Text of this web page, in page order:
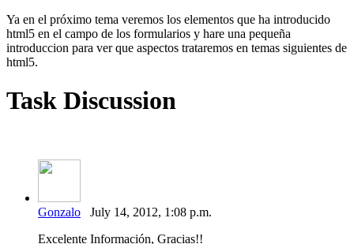
Ya en el próximo tema veremos los elementos que ha introducido
html5 en el campo de los formularios y hare una pequeña
introduccion para ver que aspectos trataremos en temas siguientes de
html5.
Task Discussion
Gonzalo July 14, 2012, 1:08 p.m.
Excelente Información, Gracias!!